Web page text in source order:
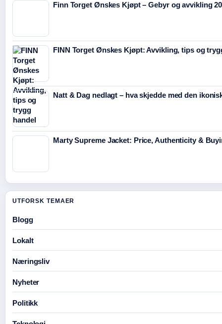
Finn Torget Ønskes Kjøpt – Gebyr og avvikling
FINN Torget Ønskes Kjøpt: Avvikling, tips og
Natt & Dag nedlagt – hva skjedde med den
Marty Supreme Jacket: Price, Authenticity &
UTFORSK TEMAER
Blogg
Lokalt
Næringsliv
Nyheter
Politikk